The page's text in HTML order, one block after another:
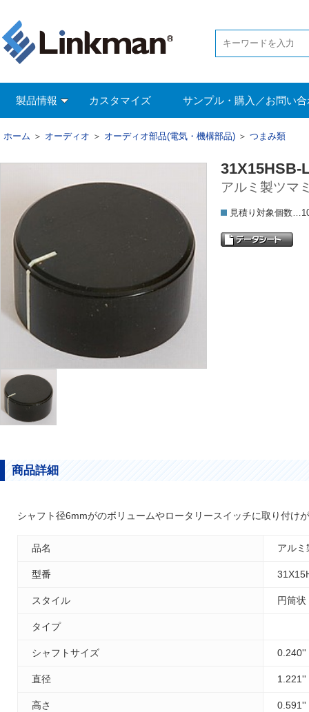
製品情報 カスタマイズ サンプル・購入／お問い
ホーム ＞ オーディオ ＞ オーディオ部品(電気・機構部品) ＞ つまみ類
31X15HSB-
アルミ製ツマ
見積り対象個数
商品詳細
シャフト径6mmがのボリュームやロータリースイッチに取り付け
品名 アル
型番
スタイル 円筒状
タイプ
シャフトサイズ 0.240''
直径 1.221''
高さ 0.591''